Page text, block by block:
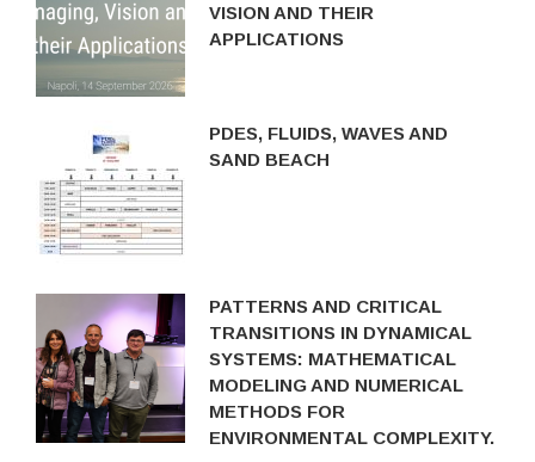
VISION AND THEIR
APPLICATIONS
PDES, FLUIDS, WAVES AND
SAND BEACH
PATTERNS AND CRITICAL
TRANSITIONS IN DYNAMICAL
SYSTEMS: MATHEMATICAL
MODELING AND NUMERICAL
METHODS FOR
ENVIRONMENTAL COMPLEXITY.